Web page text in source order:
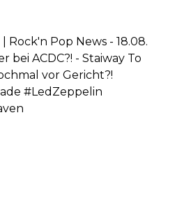
Rock'n Pop News - 18.08.
bei ACDC?! - Staiway To
vor Gericht?!
#LedZeppelin